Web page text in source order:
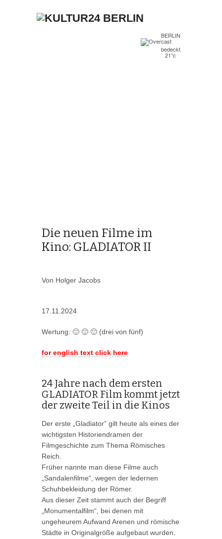
BERLIN
bedeckt
21°c
Die neuen Filme im
Kino: GLADIATOR II
Von Holger Jacobs
17.11.2024
Wertung: 🙂 🙂 🙂 (drei von fünf)
for english text click here
24 Jahre nach dem ersten
GLADIATOR Film kommt jetzt
der zweite Teil in die Kinos
Der erste „Gladiator“ gilt heute als eines der
wichtigsten Historiendramen der
Filmgeschichte zum Thema Römisches
Reich.
Früher nannte man diese Filme auch
„Sandalenfilme“, wegen der ledernen
Schuhbekleidung der Römer.
Aus dieser Zeit stammt auch der Begriff
„Monumentalfilm“, bei denen mit
ungeheurem Aufwand Arenen und römische
Städte in Originalgröße aufgebaut wurden.